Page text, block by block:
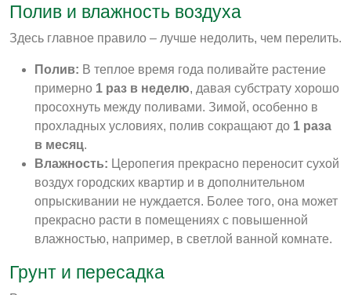
Полив и влажность воздуха
Здесь главное правило – лучше недолить, чем перелить.
Полив: В теплое время года поливайте растение
примерно 1 раз в неделю, давая субстрату хорошо
просохнуть между поливами. Зимой, особенно в
прохладных условиях, полив сокращают до 1 раза
в месяц.
Влажность: Церопегия прекрасно переносит сухой
воздух городских квартир и в дополнительном
опрыскивании не нуждается. Более того, она может
прекрасно расти в помещениях с повышенной
влажностью, например, в светлой ванной комнате.
Грунт и пересадка